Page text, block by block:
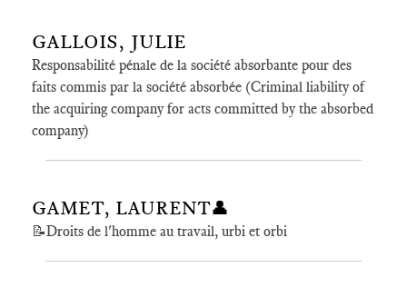
GALLOIS, JULIE
Responsabilité pénale de la société absorbante pour des
faits commis par la société absorbée (Criminal liability of
the acquiring company for acts committed by the absorbed
company)
GAMET, LAURENT👤
📝Droits de l'homme au travail, urbi et orbi